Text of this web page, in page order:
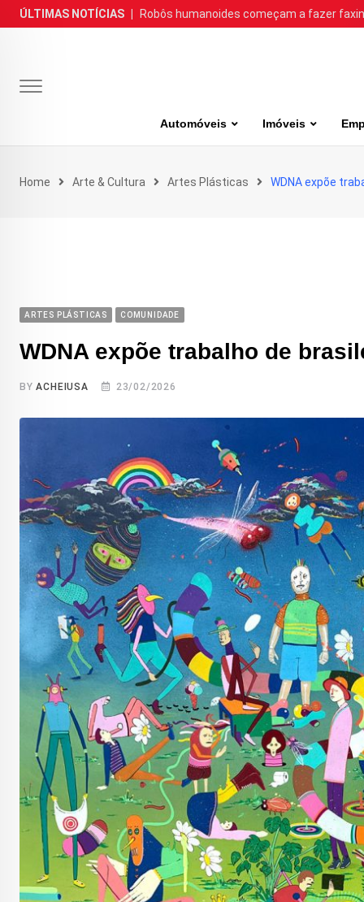
Skip
to
ÚLTIMAS NOTÍCIAS Robôs humanoides começam a fazer
Automóveis Imóveis
Home Arte & Cultura Artes Plásticas WDNA expõe
ARTES PLÁSTICAS COMUNIDADE
WDNA expõe trabalho de
BYACHEIUSA 23/02/2026